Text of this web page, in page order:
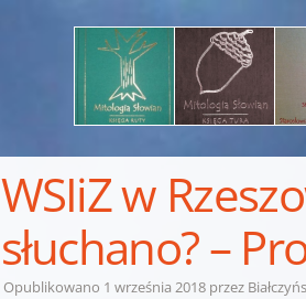
WSIiZ w
słuchano? –
Opublikowano 1 września 2018 przez